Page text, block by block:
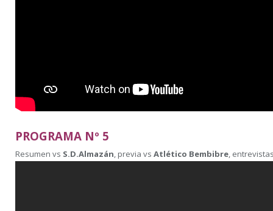
PROGRAMA Nº 5
Resumen vs S.D.Almazán, previa vs Atlético Bembibre,